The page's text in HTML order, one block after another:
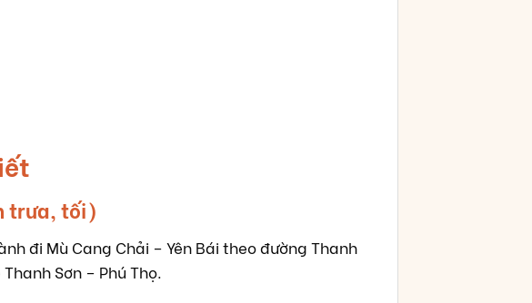
trưa, tối)
đi Mù Cang Chải – Yên Bái theo đường Thanh
Sơn – Phú Thọ.